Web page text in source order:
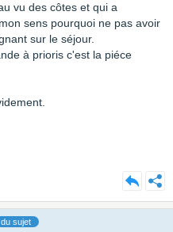
vu des côtes et qui a
sens pourquoi ne pas avoir
sur le séjour.
à prioris c'est la piéce
sujet